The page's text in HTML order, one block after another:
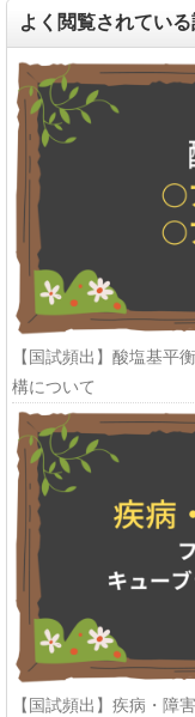
よく閲覧されてい
【国試頻出】酸塩基
構について
【国試頻出】疾病・障